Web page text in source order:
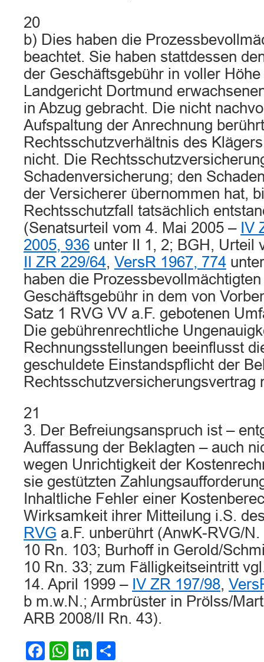
20
b) Dies haben die
beachtet. Sie haben stattdessen
der Geschäftsgebühr in voller
Landgericht Dortmund
in Abzug gebracht. Die nicht
Aufspaltung der Anrechnung
Rechtsschutzverhältnis des
nicht. Die
Schadenversicherung; den
der Versicherer übernommen hat,
Rechtsschutzfall tatsächlich
(Senatsurteil vom 4. Mai 2005 – IV
2005, 936 unter II 1, 2; BGH, Urteil
II ZR 229/64, VersR 1967, 774
haben die
Geschäftsgebühr in dem von
Satz 1 RVG VV a.F. gebotenen
Die gebührenrechtliche
Rechnungsstellungen beeinflusst
geschuldete Einstandspflicht der
Rechtsschutzversicherungsvertrag
21
3. Der Befreiungsanspruch ist –
Auffassung der Beklagten – auch
wegen Unrichtigkeit der
sie gestützten
Inhaltliche Fehler einer
Wirksamkeit ihrer Mitteilung i.S.
RVG a.F. unberührt (AnwK-RVG/
10 Rn. 103; Burhoff in Gerold/
10 Rn. 33; zum Fälligkeitseintritt
14. April 1999 – IV ZR 197/98,
b m.w.N.; Armbrüster in Prölss/
ARB 2008/II Rn. 43).
Facebook
WhatsApp
LinkedIn